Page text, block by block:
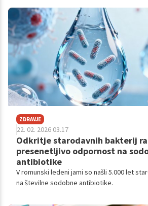
ZDRAVJE
22. 02. 2026 03.17
Odkritje starodavnih bakterij
presenetljivo odpornost na
antibiotike
V romunski ledeni jami so našli 5.000 let
na številne sodobne antibiotike.